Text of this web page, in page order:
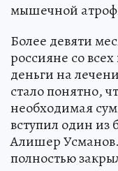
мышечной
Более девяти
россияне со
деньги на
стало понятно,
необходимая
вступил один
Алишер
полностью